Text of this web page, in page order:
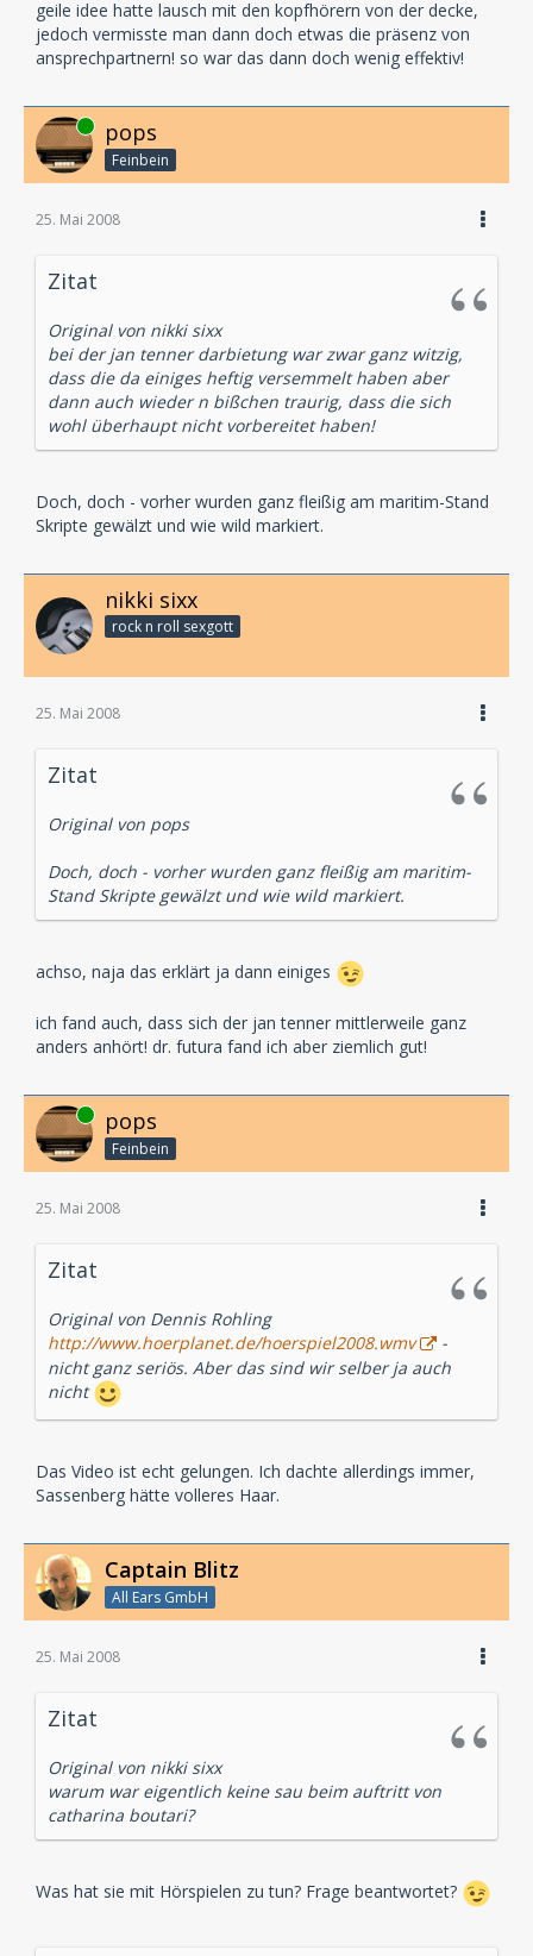
geile idee hatte lausch mit den kopfhörern von der decke,
jedoch vermisste man dann doch etwas die präsenz von
ansprechpartnern! so war das dann doch wenig effektiv!
Online pops
Feinbein
25. Mai 2008
Zitat
Original von nikki sixx
bei der jan tenner darbietung war zwar ganz witzig,
dass die da einiges heftig versemmelt haben aber
dann auch wieder n bißchen traurig, dass die sich
wohl überhaupt nicht vorbereitet haben!
Doch, doch - vorher wurden ganz fleißig am maritim-Stand
Skripte gewälzt und wie wild markiert.
nikki sixx
rock n roll sexgott
25. Mai 2008
Zitat
Original von pops
Doch, doch - vorher wurden ganz fleißig am maritim-
Stand Skripte gewälzt und wie wild markiert.
achso, naja das erklärt ja dann einiges
ich fand auch, dass sich der jan tenner mittlerweile ganz
anders anhört! dr. futura fand ich aber ziemlich gut!
Online pops
Feinbein
25. Mai 2008
Zitat
Original von Dennis Rohling
http://www.hoerplanet.de/hoerspiel2008.wmv
-
nicht ganz seriös. Aber das sind wir selber ja auch
nicht
Das Video ist echt gelungen. Ich dachte allerdings immer,
Sassenberg hätte volleres Haar.
Captain Blitz
All Ears GmbH
25. Mai 2008
Zitat
Original von nikki sixx
warum war eigentlich keine sau beim auftritt von
catharina boutari?
Was hat sie mit Hörspielen zu tun? Frage beantwortet?